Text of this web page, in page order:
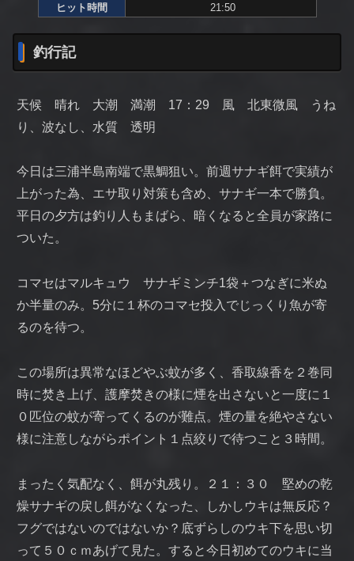
ヒット時間
21:50
釣行記
天候 晴れ 大潮 満潮 17：29 風 北東微風 うね
り、波なし、水質 透明
今日は三浦半島南端で黒鯛狙い。前週サナギ餌で実績が
上がった為、エサ取り対策も含め、サナギ一本で勝負。
平日の夕方は釣り人もまばら、暗くなると全員が家路に
ついた。
コマセはマルキュウ サナギミンチ1袋＋つなぎに米ぬ
か半量のみ。5分に１杯のコマセ投入でじっくり魚が寄
るのを待つ。
この場所は異常なほどやぶ蚊が多く、香取線香を２巻同
時に焚き上げ、護摩焚きの様に煙を出さないと一度に１
０匹位の蚊が寄ってくるのが難点。煙の量を絶やさない
様に注意しながらポイント１点絞りで待つこと３時間。
まったく気配なく、餌が丸残り。２１：３０ 堅めの乾
燥サナギの戻し餌がなくなった、しかしウキは無反応？
フグではないのではないか？底ずらしのウキ下を思い切
って５０ｃｍあげて見た。すると今日初めてのウキに当